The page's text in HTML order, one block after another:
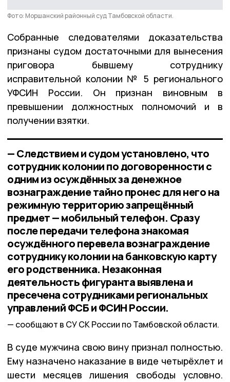
Фото: Моршанский районный суд Тамбовской области.
Собранные следователями доказательства
признаны судом достаточными для вынесения
приговора бывшему сотруднику
исправительной колонии № 5 регионального
УФСИН России. Он признан виновным в
превышении должностных полномочий и в
получении взятки.
— Следствием и судом установлено, что
сотрудник колонии по договоренности с
одним из осуждённых за денежное
вознаграждение тайно пронес для него на
режимную территорию запрещённый
предмет — мобильный телефон. Сразу
после передачи телефона знакомая
осуждённого перевела вознаграждение
сотруднику колонии на банковскую карту
его родственника. Незаконная
деятельность фигуранта выявлена и
пресечена сотрудниками региональных
управлений ФСБ и ФСИН России.
сообщают в СУ СК России по Тамбовской области.
В суде мужчина свою вину признал полностью.
Ему назначено наказание в виде четырёхлет и
шести месяцев лишeния свободы условно.